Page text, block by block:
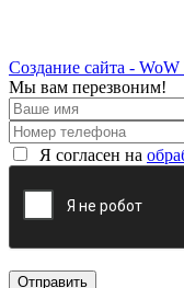
Создание сайта -
Мы вам перезвоним!
Я согласен на